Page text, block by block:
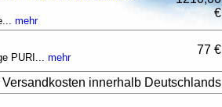
mehr
€
PURI... mehr
77 €
Versandkosten innerhalb Deutschlands